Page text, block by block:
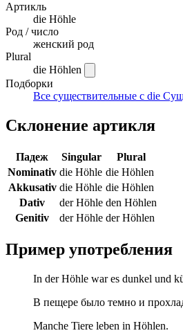
Артикль
die Höhle
Род / число
женский род
Plural
die Höhlen
Подборки
Все существительные с die
Склонение артикля
Падеж Singular
Plural
Nominativ die Höhle die Höhlen
Akkusativ die Höhle die Höhlen
Dativ
der Höhle den Höhlen
Genitiv
der Höhle der Höhlen
Пример употребления
In der Höhle war es dunkel und
В пещере было темно и
Manche Tiere leben in Höhlen.